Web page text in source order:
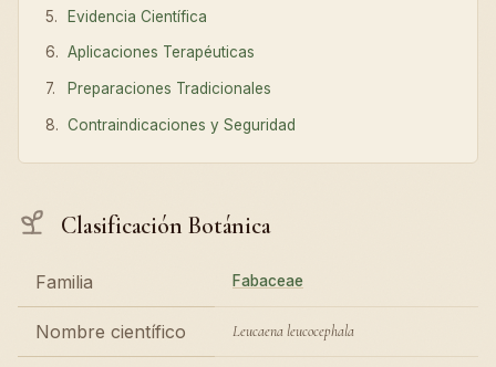
Evidencia Científica
Aplicaciones Terapéuticas
Preparaciones Tradicionales
Contraindicaciones y Seguridad
Clasificación Botánica
Familia Fabaceae
Nombre científico Leucaena leucocephala